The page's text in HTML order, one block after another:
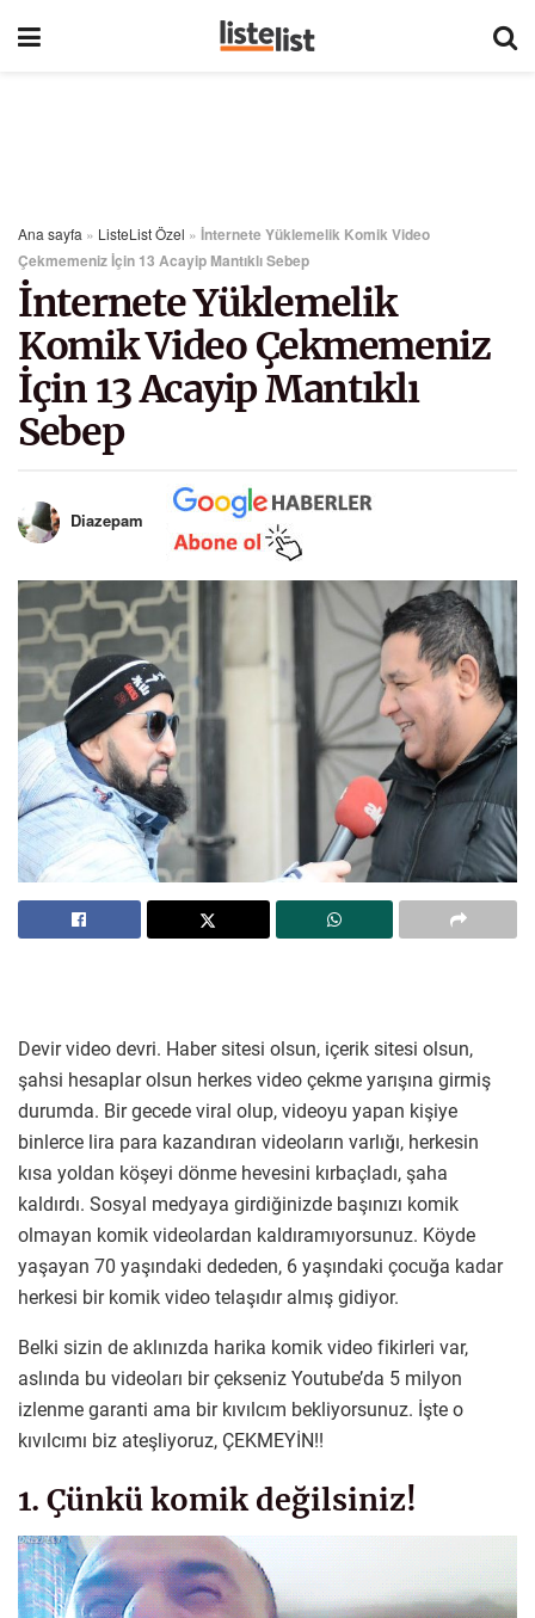
Ana sayfa » ListeList Özel » İnternete Yüklemelik Komik Video
Çekmemeniz İçin 13 Acayip Mantıklı Sebep
İnternete Yüklemelik
Komik Video Çekmemeniz
İçin 13 Acayip Mantıklı
Sebep
Diazepam
Devir video devri. Haber sitesi olsun, içerik sitesi olsun,
şahsi hesaplar olsun herkes video çekme yarışına girmiş
durumda. Bir gecede viral olup, videoyu yapan kişiye
binlerce lira para kazandıran videoların varlığı, herkesin
kısa yoldan köşeyi dönme hevesini kırbaçladı, şaha
kaldırdı. Sosyal medyaya girdiğinizde başınızı komik
olmayan komik videolardan kaldıramıyorsunuz. Köyde
yaşayan 70 yaşındaki dededen, 6 yaşındaki çocuğa kadar
herkesi bir komik video telaşıdır almış gidiyor.
Belki sizin de aklınızda harika komik video fikirleri var,
aslında bu videoları bir çekseniz Youtube’da 5 milyon
izlenme garanti ama bir kıvılcım bekliyorsunuz. İşte o
kıvılcımı biz ateşliyoruz, ÇEKMEYİN!!
1. Çünkü komik değilsiniz!